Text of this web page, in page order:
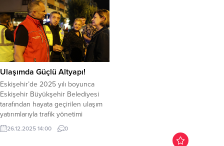
Ulaşımda Güçlü Altyapı!
Eskişehir’de 2025 yılı boyunca
Eskişehir Büyükşehir Belediyesi
tarafından hayata geçirilen ulaşım
yatırımlarıyla trafik yönetimi
güçlendirildi, kent içi ulaşım daha
güvenli, akıcı ve sürdürülebilir hale
26.12.2025 14:00 0